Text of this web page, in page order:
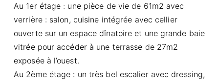
Au 1er étage : une pièce de vie de 61m2 avec
verrière : salon, cuisine intégrée avec cellier
ouverte sur un espace dînatoire et une grande baie
vitrée pour accéder à une terrasse de 27m2
exposée à l’ouest.
Au 2ème étage : un très bel escalier avec dressing,